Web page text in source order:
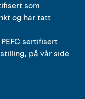
som
og har tatt
sertifisert.
på vår side